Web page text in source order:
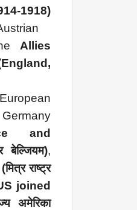
1918)
Allies
and
,
राष्ट्र
joined
अमेरिका